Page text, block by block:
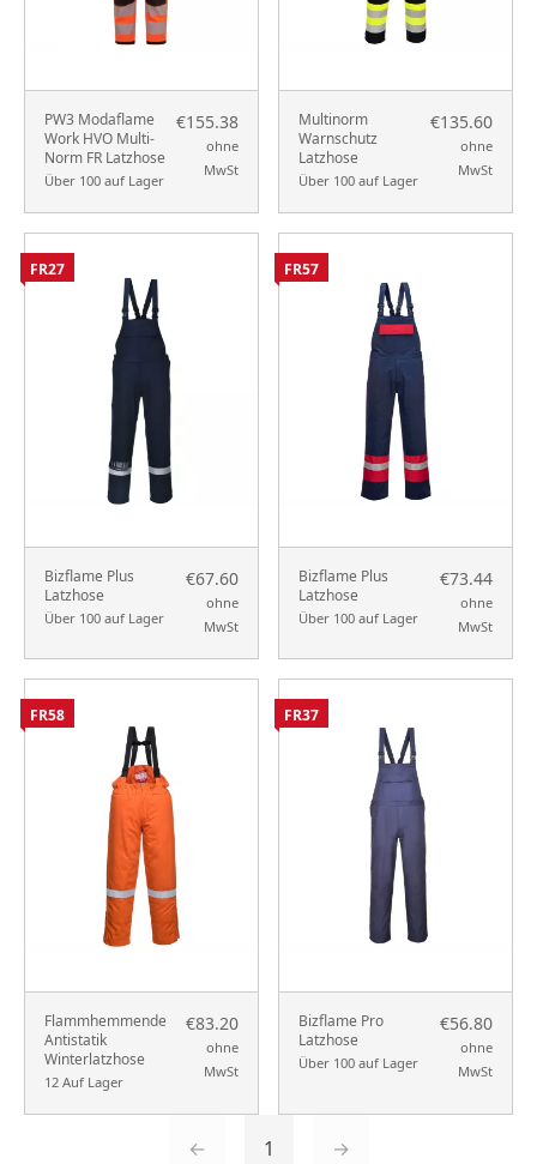
PW3 Modaflame
Work HVO Multi-
Norm FR Latzhose
Über 100 auf Lager
€155.38
ohne
MwSt
Multinorm
Warnschutz
Latzhose
Über 100 auf Lager
€135.60
ohne
MwSt
Bizflame Plus
Latzhose
Über 100 auf Lager
€67.60
ohne
MwSt
FR27
Bizflame Plus
Latzhose
Über 100 auf Lager
€73.44
ohne
MwSt
FR57
Flammhemmende
Antistatik
Winterlatzhose
12 Auf Lager
€83.20
ohne
MwSt
FR58
Bizflame Pro
Latzhose
Über 100 auf Lager
€56.80
ohne
MwSt
FR37
← 1 →